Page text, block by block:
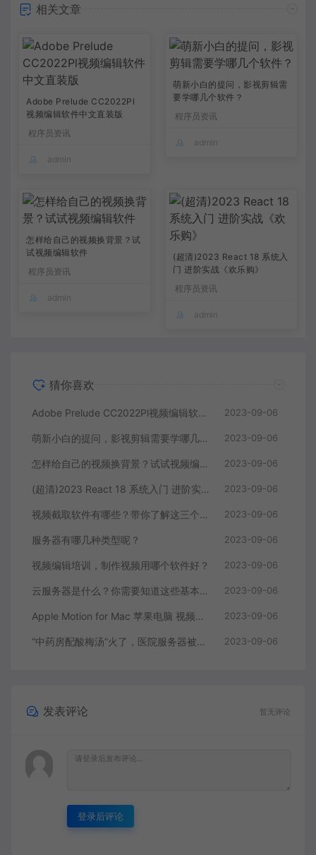
相关文章
Adobe Prelude CC2022Pl
视频编辑软件中文直装版
程序员资讯
admin
萌新小白的提问，影视剪辑需
要学哪几个软件？
程序员资讯
admin
怎样给自己的视频换背景？试
试视频编辑软件
程序员资讯
admin
(超清)2023 React 18 系统入
门 进阶实战《欢乐购》
程序员资讯
admin
猜你喜欢
Adobe Prelude CC2022Pl视频编辑软件中文直装版 2023-09-06
萌新小白的提问，影视剪辑需要学哪几个软件？ 2023-09-06
怎样给自己的视频换背景？试试视频编辑软件 2023-09-06
(超清)2023 React 18 系统入门 进阶实战《欢乐购》 2023-09-06
视频截取软件有哪些？带你了解这三个视频编辑软件 2023-09-06
服务器有哪几种类型呢？ 2023-09-06
视频编辑培训，制作视频用哪个软件好？ 2023-09-06
云服务器是什么？你需要知道这些基本知识 2023-09-06
Apple Motion for Mac 苹果电脑 视频编辑软件 2023-09-06
“中药房配酸梅汤”火了，医院服务器被挤爆，网友：更适合中国宝宝体质 2023-09-06
发表评论 暂无评论
登录后评论